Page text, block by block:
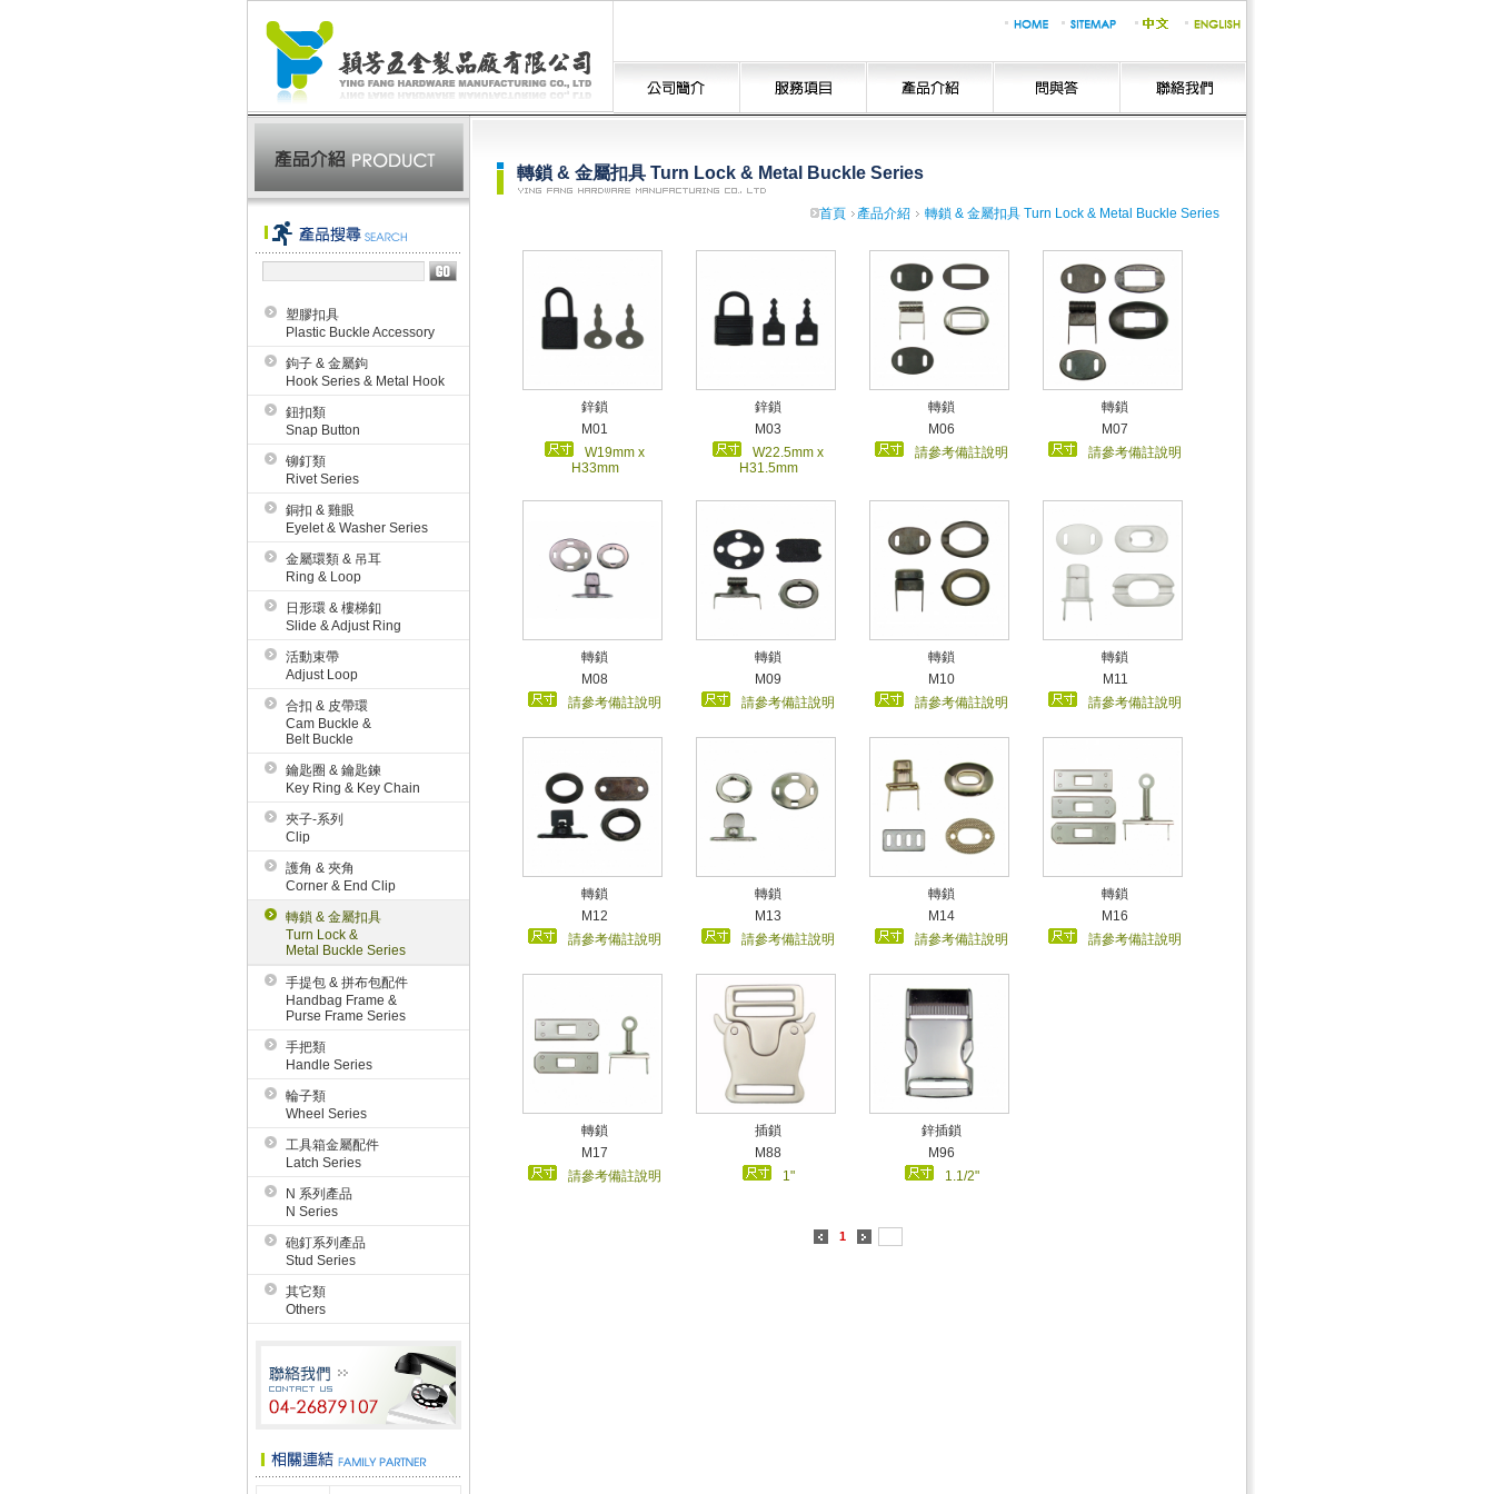
塑膠扣具
Plastic Buckle Accessory
鉤子 & 金屬鉤
Hook Series & Metal Hook
鈕扣類
Snap Button
铆釘類
Rivet Series
銅扣 & 雞眼
Eyelet & Washer Series
金屬環類 & 吊耳
Ring & Loop
日形環 & 樓梯釦
Slide & Adjust Ring
活動束帶
Adjust Loop
合扣 & 皮帶環
Cam Buckle &
Belt Buckle
鑰匙圈 & 鑰匙鍊
Key Ring & Key Chain
夾子-系列
Clip
護角 & 夾角
Corner & End Clip
轉鎖 & 金屬扣具
Turn Lock &
Metal Buckle Series
手提包 & 拼布包配件
Handbag Frame &
Purse Frame Series
手把類
Handle Series
輪子類
Wheel Series
工具箱金屬配件
Latch Series
N 系列產品
N Series
砲釘系列產品
Stud Series
其它類
Others
轉鎖 & 金屬扣具 Turn Lock & Metal Buckle Series
首頁 產品介紹 轉鎖 & 金屬扣具 Turn Lock & Metal Buckle Series
鋅鎖
M01
W19mm x
H33mm
鋅鎖
M03
W22.5mm x
H31.5mm
轉鎖
M06
請參考備註說明
轉鎖
M07
請參考備註說明
轉鎖
M08
請參考備註說明
轉鎖
M09
請參考備註說明
轉鎖
M10
請參考備註說明
轉鎖
M11
請參考備註說明
轉鎖
M12
請參考備註說明
轉鎖
M13
請參考備註說明
轉鎖
M14
請參考備註說明
轉鎖
M16
請參考備註說明
轉鎖
M17
請參考備註說明
插鎖
M88
1"
鋅插鎖
M96
1.1/2"
1